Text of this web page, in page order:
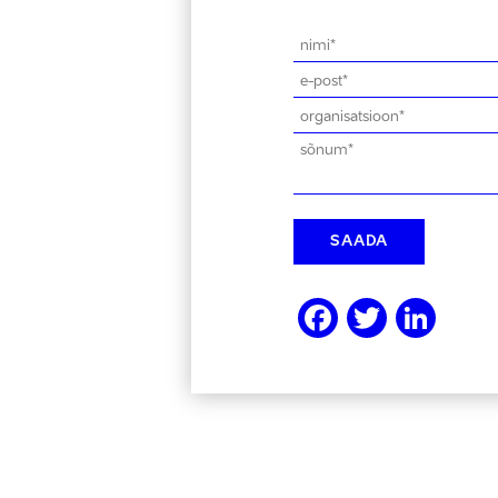
Facebook
Twitter